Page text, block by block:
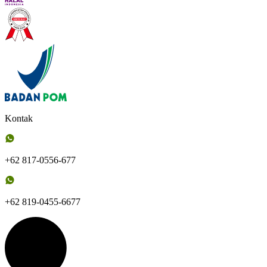
Kontak
+62 817-0556-677
+62 819-0455-6677